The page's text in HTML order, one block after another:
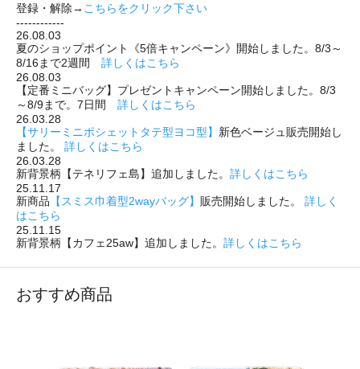
登録・解除→ こちらをクリック下さい
------------
26.08.03
夏のショップポイント《5倍キャンペーン》開始しました。8/3～
8/16まで2週間
詳しくはこちら
26.08.03
【定番ミニバッグ】プレゼントキャンペーン開始しました。8/3
～8/9まで。7日間
詳しくはこちら
26.03.28
【サリーミニポシェットタテ型ヨコ型】 新色ベージュ販売開始し
ました。 詳しくはこちら
26.03.28
新背景柄【テネリフェ島】追加しました。 詳しくはこちら
25.11.17
新商品 【スミス巾着型2wayバッグ】 販売開始しました。 詳しく
はこちら
25.11.15
新背景柄【カフェ25aw】追加しました。 詳しくはこちら
おすすめ商品